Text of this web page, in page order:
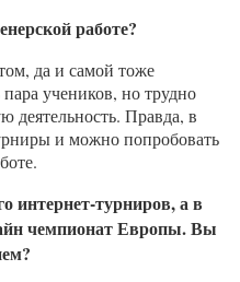
работе?
да и самой тоже
учеников, но трудно
деятельность. Правда, в
и можно попробовать
интернет-турниров, а в
чемпионат Европы. Вы